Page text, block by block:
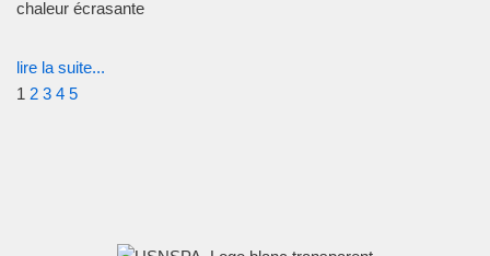
chaleur écrasante
lire la suite...
1 2 3 4 5